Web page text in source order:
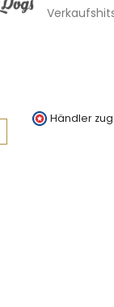
Händler